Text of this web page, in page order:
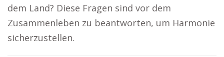
dem Land? Diese Fragen sind vor dem
Zusammenleben zu beantworten, um Harmonie
sicherzustellen.